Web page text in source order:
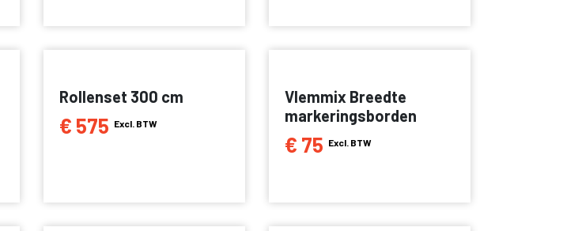
Rollenset 300 cm
€ 575 Excl. BTW
Vlemmix Breedte
markeringsborden
€ 75 Excl. BTW